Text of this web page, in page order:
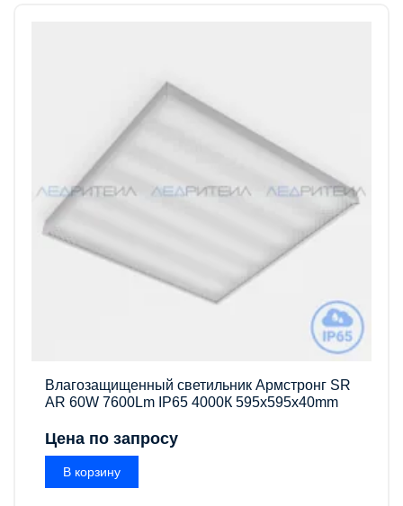
Влагозащищенный светильник Армстронг SR
AR 60W 7600Lm IP65 4000К 595x595x40mm
Цена по запросу
В корзину